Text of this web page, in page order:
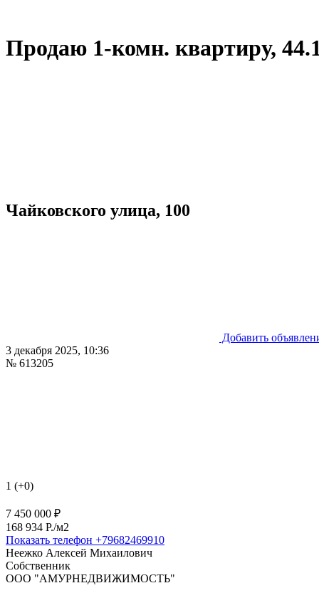
Продаю 1-комн. квартиру,
Чайковского улица, 100
Добавить
3 декабря 2025, 10:36
№ 613205
1 (+0)
7 450 000 ₽
168 934 P./м2
Показать телефон +79682469910
Неежко Алексей Михаилович
Собственник
ООО "АМУРНЕДВИЖИМОСТЬ"